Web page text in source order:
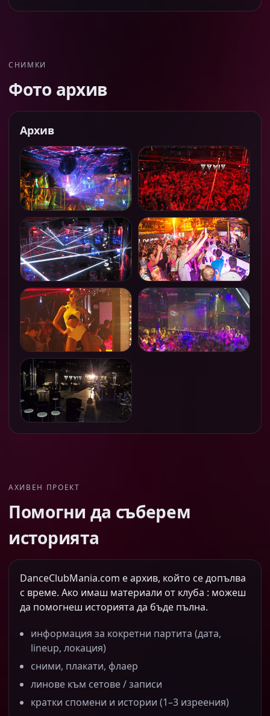
СНИМКИ
Фото архив
Архив
АХИВЕН ПРОЕКТ
Помогни да съберем
историята
DanceClubMania.com е архив, който се допълва
с време. Ако имаш материали от клуба : можеш
да помогнеш историята да бъде пълна.
информация за кокретни партита (дата,
lineup, локация)
сними, плакати, флаер
линове към сетове / записи
кратки спомени и истории (1–3 изреения)